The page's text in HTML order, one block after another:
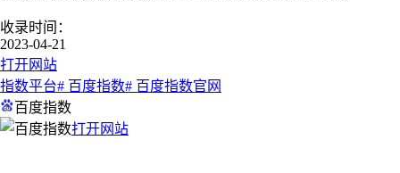
收录时间：
2023-04-21
打开网站
指数平台# 百度指数# 百度指数官网
百度指数
打开网站